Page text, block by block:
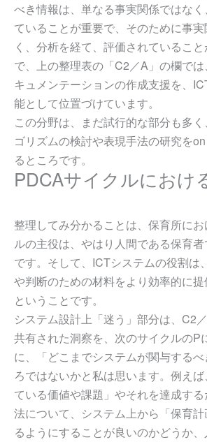
べき情報は、単なる事実関係ではな
ていることが重要で、そのために事
く、分析を経て、評価されているこ
で、上の整理表の「C2／A」の欄で
キュメンテーションの作成支援を、
能として位置づけています。
この分野は、まだ試行的な部分も多
ゴリズムの検討や表現手法の研究を
るところです。
PDCAサイクルにおけ
整理してみ分かることは、保育所に
ルの主役は、やはり人間である保育
です。そして、ICTシステムの役割は
や判断のための材料をより効率的に
ということです。
システム設計上「迷う」部分は、C2
共有された洞察を、次のサイクルのP
に、「どこまでシステムが関与する
ろではないかと私は思います。例え
ている価値や課題」やそれを達成す
法について、システム上から「保育
るようにすることが良いのかどうか